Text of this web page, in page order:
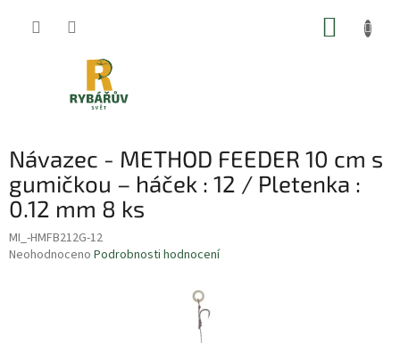
Návazec - METHOD FEEDER 10 cm s
gumičkou – háček : 12 / Pletenka :
0.12 mm 8 ks
MI_-HMFB212G-12
Průměrné
Neohodnoceno Podrobnosti hodnocení